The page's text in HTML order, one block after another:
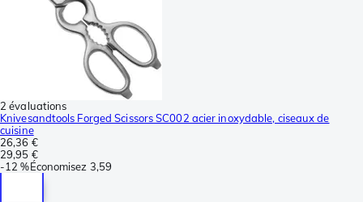
2 évaluations
Knivesandtools Forged Scissors SC002 acier inoxydable, ciseaux de
cuisine
26,36 €
29,95 €
-12 %Économisez 3,59